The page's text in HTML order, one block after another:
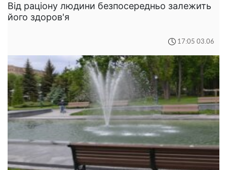
Від раціону людини безпосередньо залежить
його здоров'я
17:05 03.06